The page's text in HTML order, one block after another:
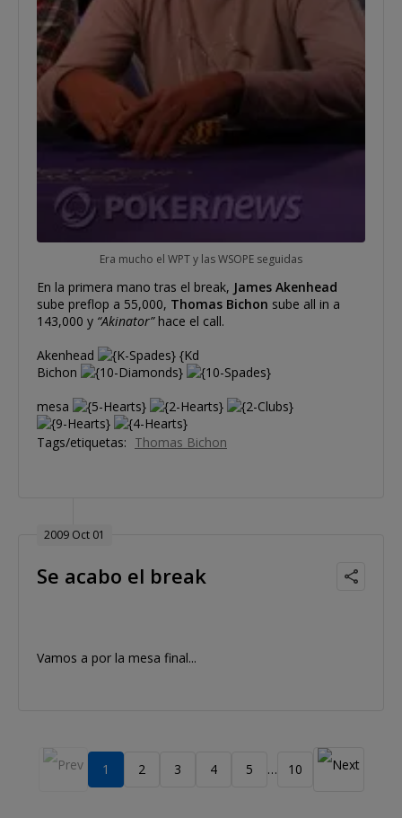
Era mucho el WPT y las WSOPE seguidas
En la primera mano tras el break, James Akenhead
sube preflop a 55,000, Thomas Bichon sube all in a
143,000 y “Akinator”hace el call.
Akenhead
{Kd
Bichon
mesa
Tags/etiquetas: Thomas Bichon
2009 Oct 01
Se acabo el break
Vamos a por la mesa final...
1 2 3 4 5 … 10